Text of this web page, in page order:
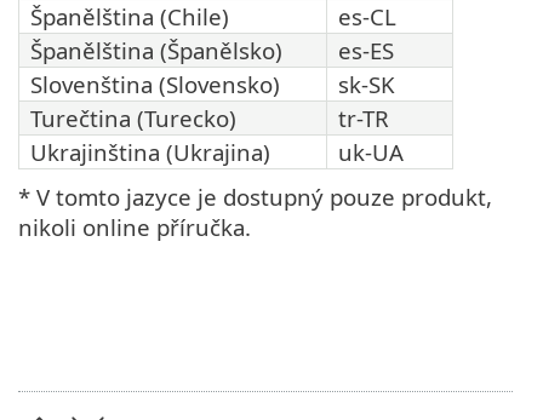
Španělština (Chile)
es-CL
Španělština (Španělsko)
es-ES
Slovenština (Slovensko)
sk-SK
Turečtina (Turecko)
tr-TR
Ukrajinština (Ukrajina)
uk-UA
* V tomto jazyce je dostupný pouze produkt,
nikoli online příručka.